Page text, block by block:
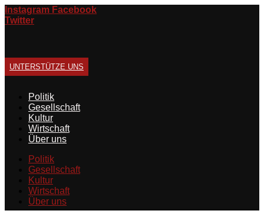
Zum
Inhalt
Instagram Facebook
Twitter
UNTERSTÜTZE UNS
Politik
Gesellschaft
Kultur
Wirtschaft
Über uns
Politik
Gesellschaft
Kultur
Wirtschaft
Über uns